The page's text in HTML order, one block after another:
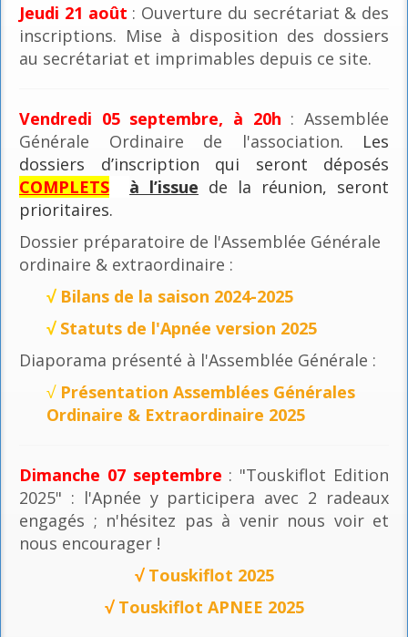
Jeudi 21 août : Ouverture du secrétariat & des
inscriptions. Mise à disposition des dossiers
au secrétariat et imprimables depuis ce site.
Vendredi 05 septembre, à 20h : Assemblée
Générale Ordinaire de l'association. Les
dossiers d’inscription qui seront déposés
COMPLETS
à l’issue de la réunion, seront
prioritaires.
Dossier préparatoire de l'Assemblée Générale
ordinaire & extraordinaire :
√ Bilans de la saison 2024-2025
√ Statuts de l'Apnée version 2025
Diaporama présenté à l'Assemblée Générale :
√ Présentation Assemblées Générales
Ordinaire & Extraordinaire 2025
Dimanche 07 septembre : "Touskiflot Edition
2025" : l'Apnée y participera avec 2 radeaux
engagés ; n'hésitez pas à venir nous voir et
nous encourager !
√ Touskiflot 2025
√ Touskiflot APNEE 2025